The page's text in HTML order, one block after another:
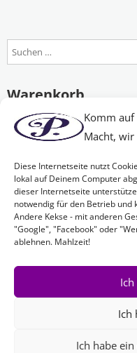
Komm auf
Macht, wir
Diese Internetseite nutzt
lokal auf Deinem Computer
dieser Internetseite
notwendig für den Betrieb und
Andere Kekse - mit anderen
"Google", "Facebook" oder
ablehnen. Mahlzeit!
Ich
Ich
Ich habe ein
Warenkorb
Es befinden sich keine
Nichts Passendes
Wenn Sie nach etwas
Ihren Wünschen
einfach!